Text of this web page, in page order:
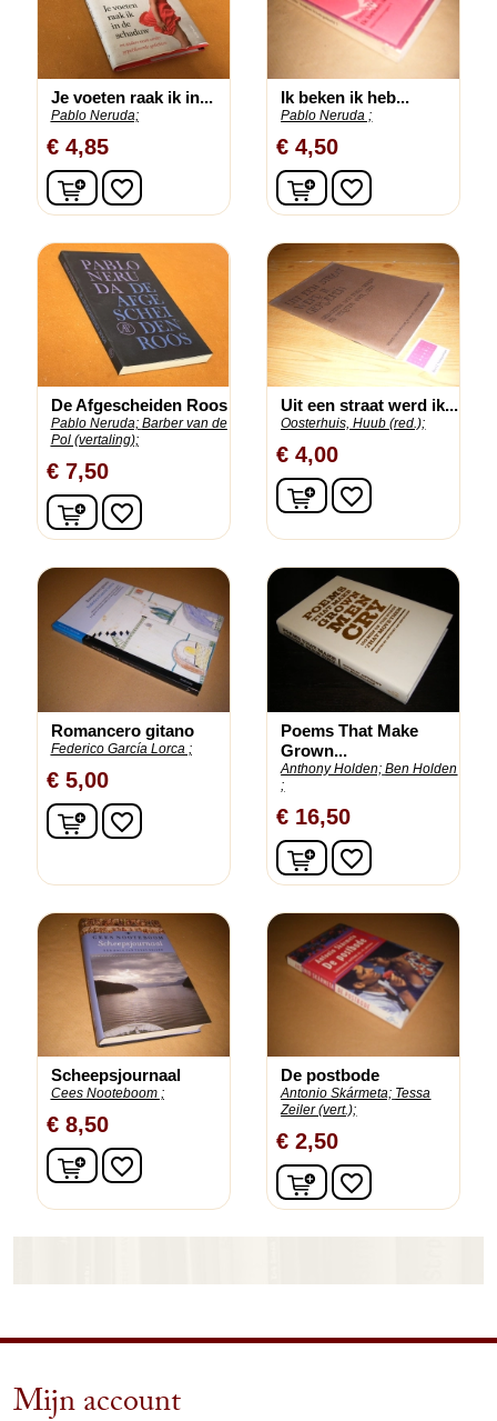
Je voeten raak ik in...
Pablo Neruda;
€ 4,85
In winkelwagen
favorite_border
Ik beken ik heb...
Pablo Neruda ;
€ 4,50
In winkelwagen
favorite_border
De Afgescheiden Roos
Pablo Neruda; Barber van de
Pol (vertaling);
€ 7,50
In winkelwagen
favorite_border
Uit een straat werd ik...
Oosterhuis, Huub (red.);
€ 4,00
In winkelwagen
favorite_border
Romancero gitano
Federico García Lorca ;
€ 5,00
In winkelwagen
favorite_border
Poems That Make
Grown...
Anthony Holden; Ben Holden
;
€ 16,50
In winkelwagen
favorite_border
Scheepsjournaal
Cees Nooteboom ;
€ 8,50
In winkelwagen
favorite_border
De postbode
Antonio Skármeta; Tessa
Zeiler (vert.);
€ 2,50
In winkelwagen
favorite_border
Mijn account